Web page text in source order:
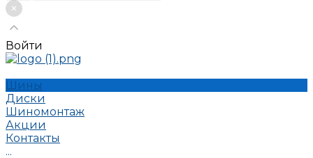
Войти
Шины
Диски
Шиномонтаж
Акции
Контакты
...